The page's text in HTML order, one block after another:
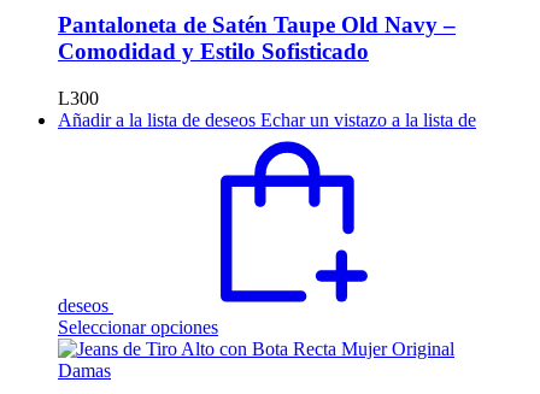
Pantaloneta de Satén Taupe Old Navy –
Comodidad y Estilo Sofisticado
L300
Añadir a la lista de deseos Echar un vistazo a la lista de
deseos
Seleccionar opcionesEste
producto
Damas